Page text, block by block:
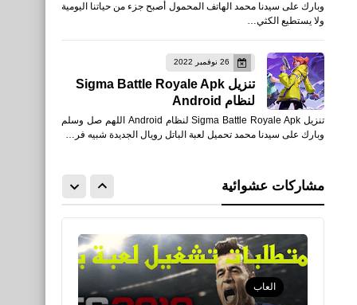
وبارك على سيدنا محمد الهاتف المحمول أصبح جزء من حياتنا اليومية
ولا يستطيع الكثي…
26 نوفمبر 2022
تنزيل Sigma Battle Royale Apk
لنظام Android
تنزيل Sigma Battle Royale Apk لنظام Android اللهم صل وسلم
وبارك على سيدنا محمد تحميل لعبة الباتل رويال الجديدة شبيه فر…
مشاركات عشوائية
أفضل لاعب فى أوروبا لعام
2018/2019 فيرجيل فان ديك
نتيجة قرعة دوري أبطال أوروبا
للموسم 2019/ 2020
العاب